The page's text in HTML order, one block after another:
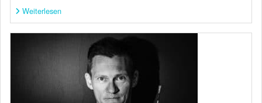
Weiterlesen